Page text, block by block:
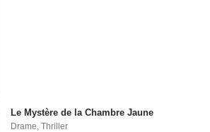
Le Mystère de la Chambre Jaune
Drame,Thriller